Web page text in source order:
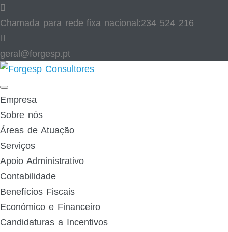
Skip
to
content
Chamada para rede fixa nacional:234 524 216
geral@forgesp.pt​
Facebook
Linked
In
Empresa
Sobre nós
Áreas de Atuação
Serviços
Apoio Administrativo
Contabilidade
Benefícios Fiscais
Económico e Financeiro
Candidaturas a Incentivos